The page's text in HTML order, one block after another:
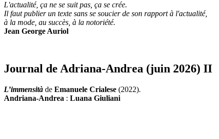
L'actualité, ça ne se suit pas, ça se crée.
Il faut publier un texte sans se soucier de son rapport à l'actualité,
à la mode, au succès, à la notoriété.
Jean George Auriol
Journal de Adriana-Andrea (juin 2026) II
L’immensità de Emanuele Crialese (2022).
Andriana-Andrea : Luana Giuliani